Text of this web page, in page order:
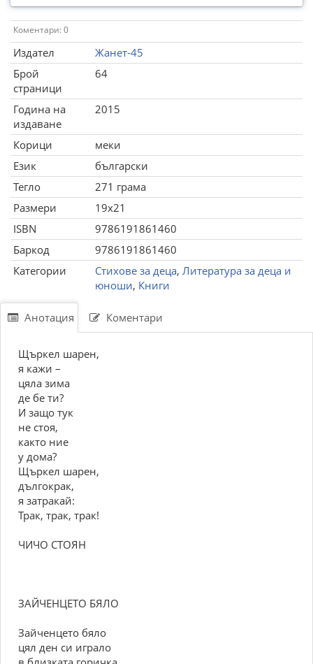
Коментари: 0
Издател
Жанет-45
Брой
страници
64
Година на
издаване
2015
Корици
меки
Език
български
Тегло
271 грама
Размери
19x21
ISBN
9786191861460
Баркод
9786191861460
Категории
Стихове за деца, Литература за деца и
юноши, Книги
Анотация Коментари
Щъркел шарен,
я кажи –
цяла зима
де бе ти?
И защо тук
не стоя,
както ние
у дома?
Щъркел шарен,
дългокрак,
я затракай:
Трак, трак, трак!
ЧИЧО СТОЯН
ЗАЙЧЕНЦЕТО БЯЛО
Зайченцето бяло
цял ден си играло